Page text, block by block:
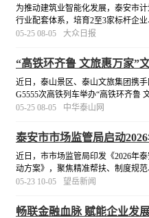
漆
为推动建筑业智能化发展，泰安市
行业配套体系，培育2至3家标杆企
范场景，以点带面引导企业科学转型
05-25 08-05 大众日报
“高铁环齐鲁 文旅惠万家”
近日，泰山景区、泰山文旅集团携
G5555次高铁列车举办“高铁环齐鲁
乘客集中推介泰山景区及集团优质
05-25 08-05 中华泰山网
泰安市市场监管局启动
提升行动
近日，市市场监管局印发《2026年
动方案》，聚焦精准帮扶、制度规
力小微企业提质增效。
05-23 10-05 望岳新闻
畅联金融血脉 赋能企业发